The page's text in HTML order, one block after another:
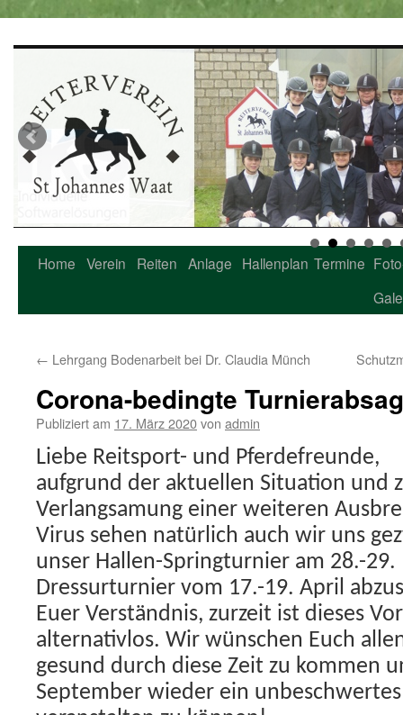
Zum
Home Verein Reiten Anlage Hallenplan Termine
← Lehrgang Bodenarbeit bei Dr. Claudia Münch
Corona-bedingte
Publiziert am 17. März 2020von admin
Liebe Reitsport- und Pferdefreunde,
aufgrund der aktuellen Situation und
Verlangsamung einer weiteren
Virus sehen natürlich auch wir uns
unser Hallen-Springturnier am 28.-29.
Dressurturnier vom 17.-19. April
Euer Verständnis, zurzeit ist dieses
alternativlos. Wir wünschen Euch
gesund durch diese Zeit zu kommen
September wieder ein